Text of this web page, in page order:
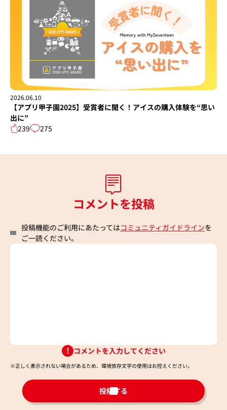
2026.06.10
【アプリ甲子園2025】受賞者に聞く！アイスの購入体験を“思い
出に”
239
275
コメントを投稿
投稿機能のご利用にあたってはコミュニティガイドラインを
ご一読ください。
コメントを入力してください
※正しく表示されない場合があるため、環境依存文字の使用はお控えください。​
投稿する